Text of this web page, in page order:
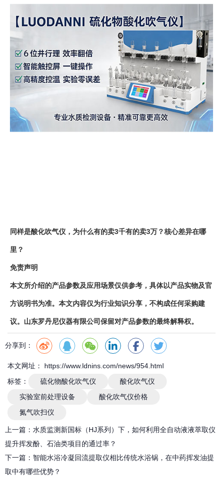
同样是酸化吹气仪，为什么有的卖3千有的卖3万？核心差异在哪
里？
免责声明
本文所介绍的产品参数及应用场景仅供参考，具体以产品实物及官
方说明书为准。本文内容仅为行业知识分享，不构成任何采购建
议。山东罗丹尼仪器有限公司保留对产品参数的最终解释权。
分享到：
本文网址： https://www.ldnins.com/news/954.html
标签：
硫化物酸化吹气仪
酸化吹气仪
实验室前处理设备
酸化吹气仪价格
氮气吹扫仪
上一篇： 水质监测新国标（HJ系列）下，如何利用全自动液液萃取仪
提升挥发酚、石油类项目的通过率？
下一篇： 智能水浴冷凝回流提取仪相比传统水浴锅，在中药挥发油提
取中有哪些优势？